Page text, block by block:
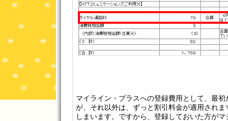
マイライン・プラスへの登録費用として、最
が、それ以外は、ずっと割引料金が適用され
しまいます。ですから、登録しておいた方がマ